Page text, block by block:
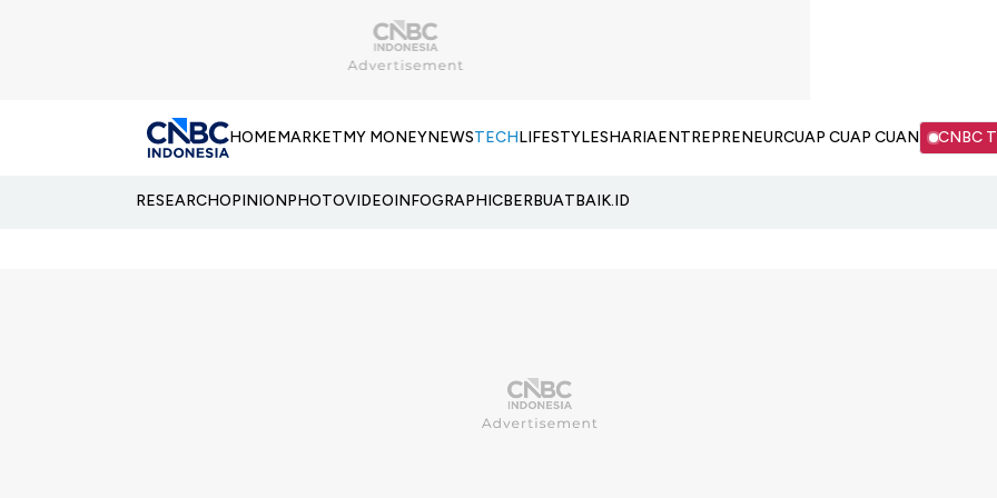
HOMEMARKETMY MONEYNEWSTECHLIFESTYLESHARIAENTREPRENEURCUAP CUAP CUAN CNBC
RESEARCHOPINIONPHOTOVIDEOINFOGRAPHICBERBUATBAIK.ID